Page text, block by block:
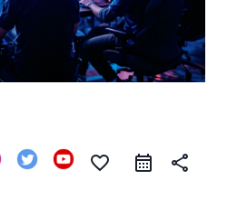
favorite_border share